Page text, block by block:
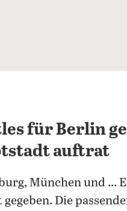
für Berlin
auftrat
München und ...
gegeben. Die